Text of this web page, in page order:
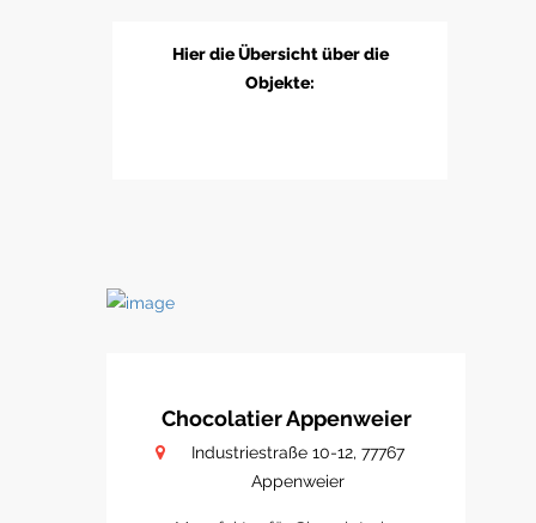
Hier die Übersicht über die
Objekte:
Chocolatier Appenweier
Industriestraße 10-12, 77767
Appenweier